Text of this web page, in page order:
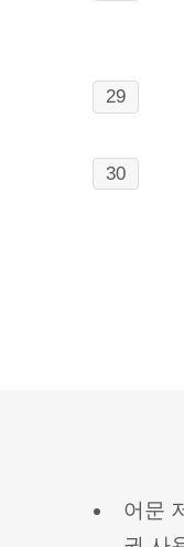
29
30
어문